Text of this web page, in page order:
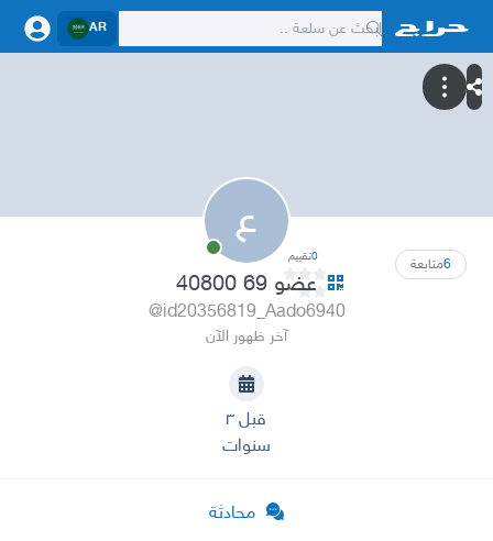
AR
ع
6متابعة 0تقييم
عضو 69 40800
@id20356819_Aado6940
آخر ظهور الآن
قبل ٣
سنوات
محادثة